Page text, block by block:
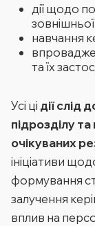
дії щодо
зовнішньої
навчання
та їх
Усі ці дії слід
підрозділу
очікуваних
ініціативи
формування
залучення
вплив на